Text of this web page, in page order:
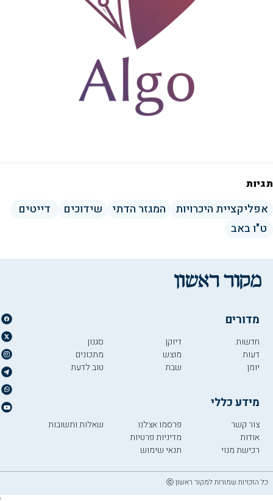
תגיות
אפליקציית היכרויות המגזר הדתי שידוכים
דייטים
ט"ו באב
מדורים
חדשות
דעות
יומן
דיוקן
מוצש
שבת
סגנון
מתכונים
טוב לדעת
מידע כללי
צור קשר
אודות
רכישת מנוי
פרסמו אצלנו
מדיניות פרטיות
תנאי שימוש
שאלות ותשובות
כל הזכויות שמורות למקור ראשון ⓒ